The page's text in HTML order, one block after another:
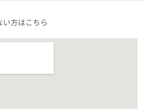
方はこちら